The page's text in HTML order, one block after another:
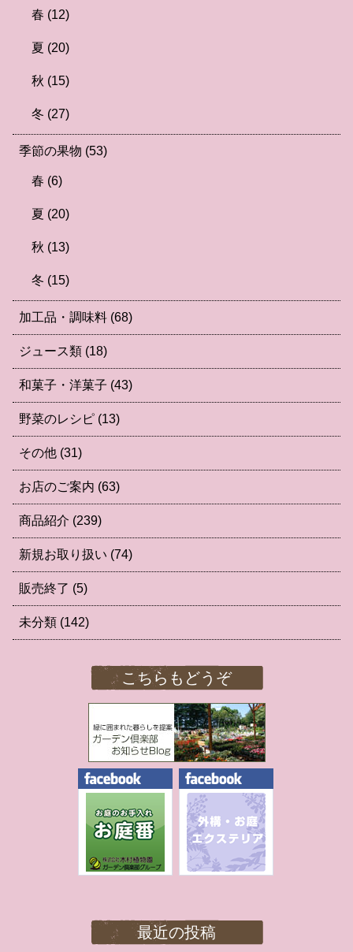
春 (12)
夏 (20)
秋 (15)
冬 (27)
季節の果物 (53)
春 (6)
夏 (20)
秋 (13)
冬 (15)
加工品・調味料 (68)
ジュース類 (18)
和菓子・洋菓子 (43)
野菜のレシピ (13)
その他 (31)
お店のご案内 (63)
商品紹介 (239)
新規お取り扱い (74)
販売終了 (5)
未分類 (142)
こちらもどうぞ
最近の投稿